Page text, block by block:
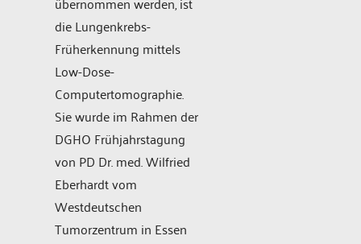
die Lungenkrebs-
Früherkennung mittels
Low-Dose-
Computertomographie.
Sie wurde im Rahmen der
DGHO Frühjahrstagung
von PD Dr. med. Wilfried
Eberhardt vom
Westdeutschen
Tumorzentrum in Essen